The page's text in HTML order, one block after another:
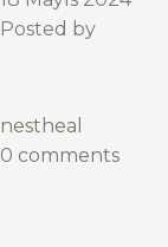
Posted by
nestheal
0 comments